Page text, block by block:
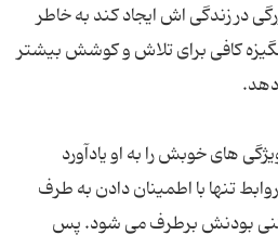
در زندگی اش ایجاد کند به خاطر
کافی برای تلاش و کوشش بیشتر
های خوبش را به او یادآورد
تنها با اطمینان دادن به طرف
بودنش برطرف می شود. پس